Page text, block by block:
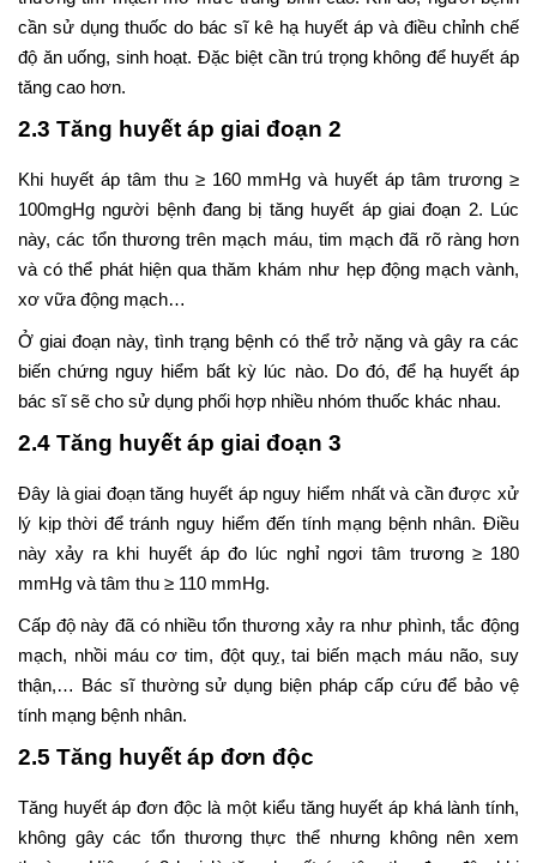
cần sử dụng thuốc do bác sĩ kê hạ huyết áp và điều chỉnh chế
độ ăn uống, sinh hoạt. Đặc biệt cần trú trọng không để huyết áp
tăng cao hơn.
2.3 Tăng huyết áp giai đoạn 2
Khi huyết áp tâm thu ≥ 160 mmHg và huyết áp tâm trương ≥
100mgHg người bệnh đang bị tăng huyết áp giai đoạn 2. Lúc
này, các tổn thương trên mạch máu, tim mạch đã rõ ràng hơn
và có thể phát hiện qua thăm khám như hẹp động mạch vành,
xơ vữa động mạch…
Ở giai đoạn này, tình trạng bệnh có thể trở nặng và gây ra các
biến chứng nguy hiểm bất kỳ lúc nào. Do đó, để hạ huyết áp
bác sĩ sẽ cho sử dụng phối hợp nhiều nhóm thuốc khác nhau.
2.4 Tăng huyết áp giai đoạn 3
Đây là giai đoạn tăng huyết ápnguy hiểm nhất và cần được xử
lý kịp thời để tránh nguy hiểm đến tính mạng bệnh nhân. Điều
này xảy ra khi huyết áp đo lúc nghỉ ngơi tâm trương ≥ 180
mmHg và tâm thu ≥ 110 mmHg.
Cấp độ này đã có nhiều tổn thương xảy ra như phình, tắc động
mạch, nhồi máu cơ tim, đột quỵ, tai biến mạch máu não, suy
thận,… Bác sĩ thường sử dụng biện pháp cấp cứu để bảo vệ
tính mạng bệnh nhân.
2.5 Tăng huyết áp đơn độc
Tăng huyết áp đơn độc là một kiểu tăng huyết áp khá lành tính,
không gây các tổn thương thực thể nhưng không nên xem